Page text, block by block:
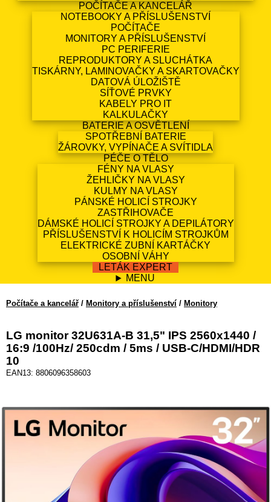
POČÍTAČE A KANCELÁŘ
NOTEBOOKY A PŘÍSLUŠENSTVÍ
POČÍTAČE
MONITORY A PŘÍSLUŠENSTVÍ
PC PERIFERIE
REPRODUKTORY A SLUCHÁTKA
TISKÁRNY, LAMINOVAČKY A SKARTOVAČKY
DATOVÁ ÚLOŽIŠTĚ
SÍŤOVÉ PRVKY
KABELY PRO IT
KALKULAČKY
BATERIE A OSVĚTLENÍ
SPOTŘEBNÍ BATERIE
ŽÁROVKY, VYPÍNAČE A SVÍTIDLA
PÉČE O TĚLO
FÉNY NA VLASY
ŽEHLIČKY NA VLASY
KULMY NA VLASY
PÁNSKÉ HOLICÍ STROJKY
ZASTŘIHOVAČE
DÁMSKÉ HOLICÍ STROJKY A DEPILÁTORY
PŘÍSLUŠENSTVÍ K HOLICÍM STROJKŮM
ELEKTRICKÉ ZUBNÍ KARTÁČKY
OSOBNÍ VÁHY
LETÁK EXPERT
MENU
Počítače a kancelář / Monitory a příslušenství / Monitory
LG monitor 32U631A-B 31,5" IPS 2560x1440 /
16:9 /100Hz/ 250cdm / 5ms / USB-C/HDMI/HDR
10
EAN13: 8806096358603